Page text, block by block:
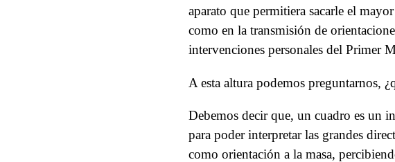
aparato que permitiera sacarle el
como en la transmisión de
intervenciones personales del Primer
A esta altura podemos preguntarnos,
Debemos decir que, un cuadro es un
para poder interpretar las grandes
como orientación a la masa,